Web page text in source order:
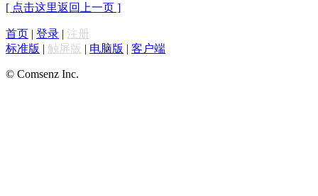
[ 点击这里返回上一页 ]
首页 | 登录 | 注册
标准版 | 触屏版 | 电脑版 | 客户端
© Comsenz Inc.